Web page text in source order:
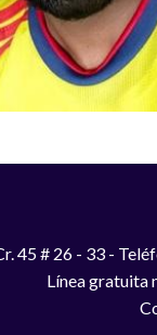
45 # 26 - 33 -
Línea gratuita